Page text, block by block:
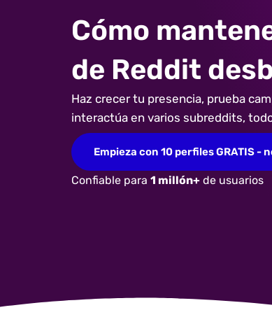
Cómo
de Reddit
Haz crecer tu presencia, prueba
interactúa en varios subreddits,
Empieza con 10 perfiles GRATIS
Confiable para 1 millón+ de usuarios